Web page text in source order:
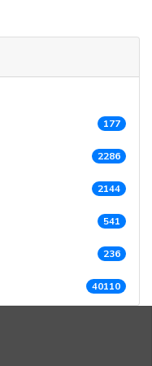
177
2286
2144
541
236
40110